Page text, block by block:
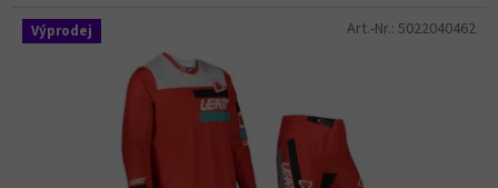
Výprodej Art.-Nr.: 5022040462